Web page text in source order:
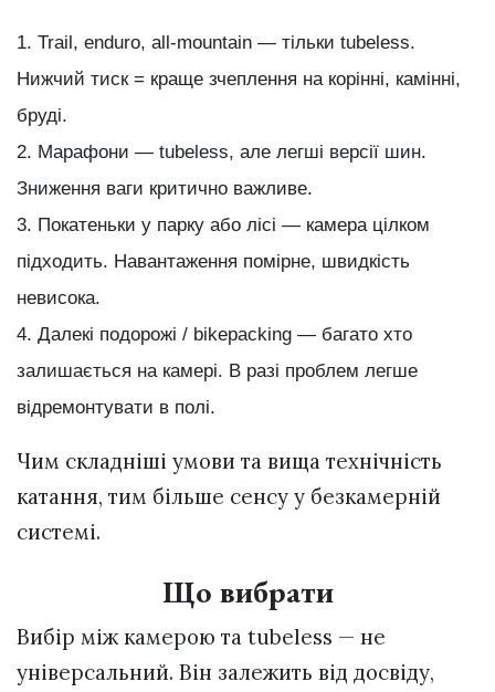
Trail, enduro, all-mountain — тільки tubeless.
Нижчий тиск = краще зчеплення на корінні, камінні,
бруді.
Марафони — tubeless, але легші версії шин.
Зниження ваги критично важливе.
Покатеньки у парку або лісі — камера цілком
підходить. Навантаження помірне, швидкість
невисока.
Далекі подорожі / bikepacking — багато хто
залишається на камері. В разі проблем легше
відремонтувати в полі.
Чим складніші умови та вища технічність
катання, тим більше сенсу у безкамерній
системі.
Що вибрати
Вибір між камерою та tubeless — не
універсальний. Він залежить від досвіду,